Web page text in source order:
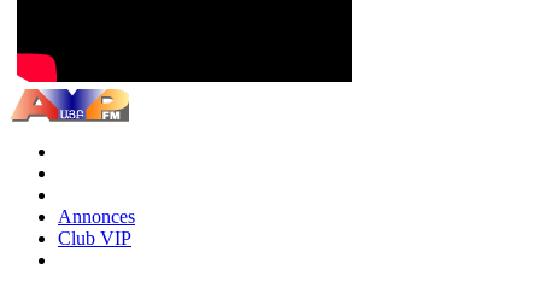
Annonces
Club VIP